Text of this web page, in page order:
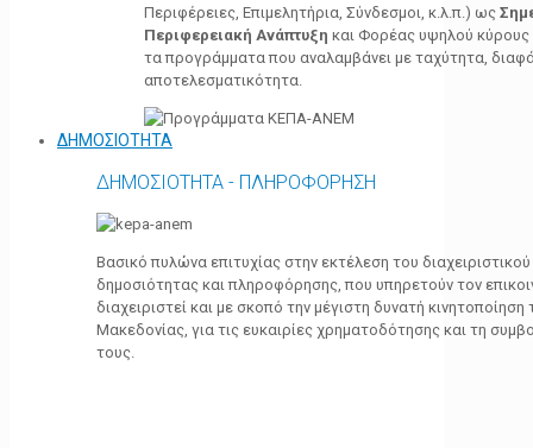
Περιφέρειες, Επιμελητήρια, Σύνδεσμοι, κ.λ.π.) ως
Περιφερειακή Ανάπτυξη και Φορέας υψηλού κύρους
τα προγράμματα που αναλαμβάνει με ταχύτητα,
αποτελεσματικότητα.
ΔΗΜΟΣΙΟΤΗΤΑ
ΔΗΜΟΣΙΟΤΗΤΑ - ΠΛΗΡΟΦΟΡΗΣΗ
Βασικό πυλώνα επιτυχίας στην εκτέλεση του
δημοσιότητας και πληροφόρησης, που υπηρετούν τον
διαχειριστεί και με σκοπό την μέγιστη δυνατή
Μακεδονίας, για τις ευκαιρίες χρηματοδότησης και τη
τους.